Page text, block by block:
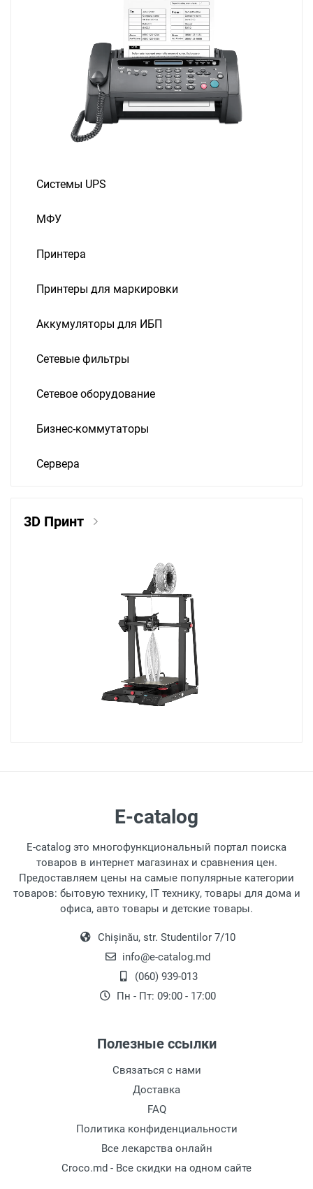
Системы UPS
МФУ
Принтера
Принтеры для маркировки
Аккумуляторы для ИБП
Сетевые фильтры
Сетевое оборудование
Бизнес-коммутаторы
Сервера
3D Принт
E-catalog
E-catalog это многофункциональный портал поиска
товаров в интернет магазинах и сравнения цен.
Предоставляем цены на самые популярные категории
товаров: бытовую технику, IT технику, товары для дома и
офиса, авто товары и детские товары.
Chișinău, str. Studentilor 7/10
info@e-catalog.md
(060) 939-013
Пн - Пт: 09:00 - 17:00
Полезные ссылки
Связаться с нами
Доставка
FAQ
Политика конфиденциальности
Все лекарства онлайн
Croco.md - Все скидки на одном сайте